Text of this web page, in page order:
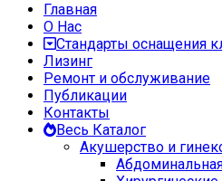
Главная
О Нас
Стандарты оснащения
Лизинг
Ремонт и обслуживание
Публикации
Контакты
Весь Каталог
Акушерство и